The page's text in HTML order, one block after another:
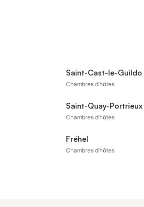
Saint-Cast-le-Guildo
Chambres d’hôtes
Saint-Quay-Portrieux
Chambres d’hôtes
Fréhel
Chambres d’hôtes